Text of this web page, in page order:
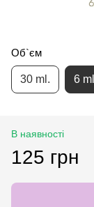
Об`єм
30 ml. 6
В наявності
125 грн